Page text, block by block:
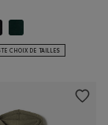
NOIR Couleur
bio: POIVRE
en coton bio:
kangourou original
CHOIX DE TAILLES